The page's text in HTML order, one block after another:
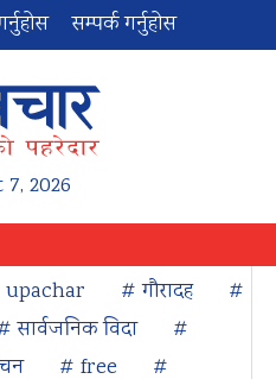
सम्पर्क गर्नुहोस
2026
# गौरादह
#
सार्वजनिक विदा
#
# free
#